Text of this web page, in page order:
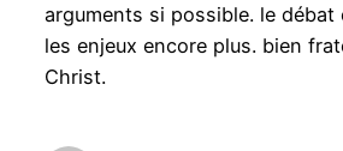
arguments si possible. le
les enjeux encore plus. bien
Christ.